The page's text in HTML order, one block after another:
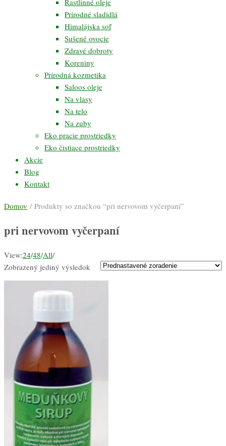
Rastlinné oleje
Prírodné sladidlá
Himalájska soľ
Sušené ovocie
Zdravé dobroty
Koreniny
Prírodná kozmetika
Saloos oleje
Na vlasy
Na telo
Na zuby
Eko pracie prostriedky
Eko čistiace prostriedky
Akcie
Blog
Kontakt
Domov / Produkty so značkou “pri nervovom vyčerpaní”
pri nervovom vyčerpaní
View:24/48/All/
Zobrazený jediný výsledok